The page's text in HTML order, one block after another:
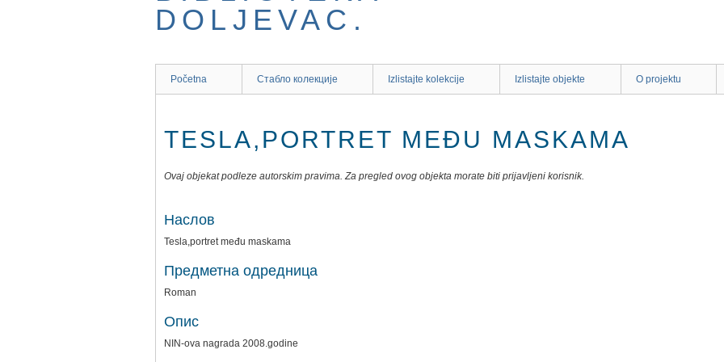
Početna Стабло колекције Izlistajte kolekcije Izlistajte objekte O projektu
TESLA,PORTRET MEĐU MASKAMA
Ovaj objekat podleze autorskim pravima. Za pregled ovog objekta morate biti prijavljeni korisnik.
Наслов
Tesla,portret među maskama
Предметна одредница
Roman
Опис
NIN-ova nagrada 2008.godine